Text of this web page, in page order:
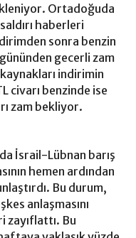
Ortadoğuda
haberleri
sonra benzin
gecerli zam
indirimin
civarı benzinde ise
zam bekliyor.
İsrail-Lübnan barış
hemen ardından
Bu durum,
anlaşmasını
zayıflattı. Bu